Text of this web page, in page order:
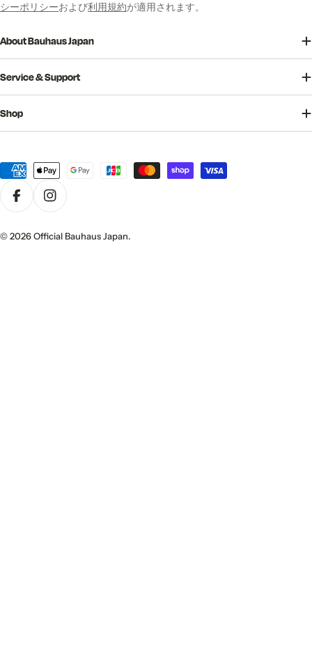
シーポリシーおよび利用規約が適用されます。
About Bauhaus Japan
Service & Support
Shop
済
法
© 2026Official Bauhaus Japan.